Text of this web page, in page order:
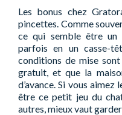
Les bonus chez
pincettes. Comme
ce qui semble être un
parfois en un casse-
conditions de mise
gratuit, et que la
d’avance. Si vous
être ce petit jeu du
autres, mieux vaut